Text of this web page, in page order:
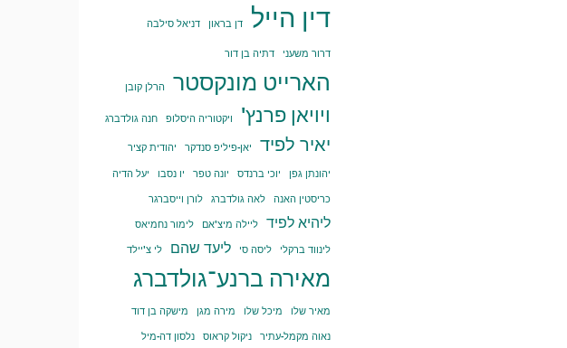
דין הייל דן בראון דניאל סילבה
דרור משעני דתיה בן דור
הארייט מונקסטר הרלן קובן
ויויאן פרנץ' ויקטוריה היסלופ חנה גולדברג
יאיר לפיד יאן-פיליפ סנדקר יהודית קציר
יהונתן גפן יוכי ברנדס יונה טפר יו נסבו
יעל הדיה
כריסטין האנה
לאה גולדברג לורן וייסברגר
ליהיא לפיד ליילה מיצ'אם
לימור נחמיאס
לינווד ברקלי
ליסה סי ליעד שהם לי צ'יילד
מאירה ברנע־גולדברג
מאיר שלו מיכל שלו מירה מגן
מישקה בן דוד
נאוה מקמל-עתיר
ניקול קראוס נלסון דה-מיל